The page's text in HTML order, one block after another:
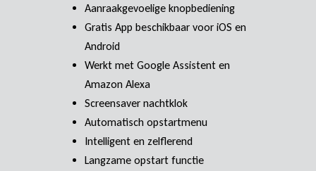
Aanraakgevoelige knopbediening
Gratis App beschikbaar voor iOS en
Android
Werkt met Google Assistent en
Amazon Alexa
Screensaver nachtklok
Automatisch opstartmenu
Intelligent en zelflerend
Langzame opstart functie